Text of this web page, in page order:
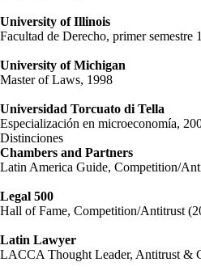
University of Illinois
Facultad de Derecho, primer semestre
University of Michigan
Master of Laws, 1998
Universidad Torcuato di Tella
Especialización en microeconomía,
Distinciones
Chambers and Partners
Latin America Guide, Competition/
Legal 500
Hall of Fame, Competition/Antitrust
Latin Lawyer
LACCA Thought Leader, Antitrust &